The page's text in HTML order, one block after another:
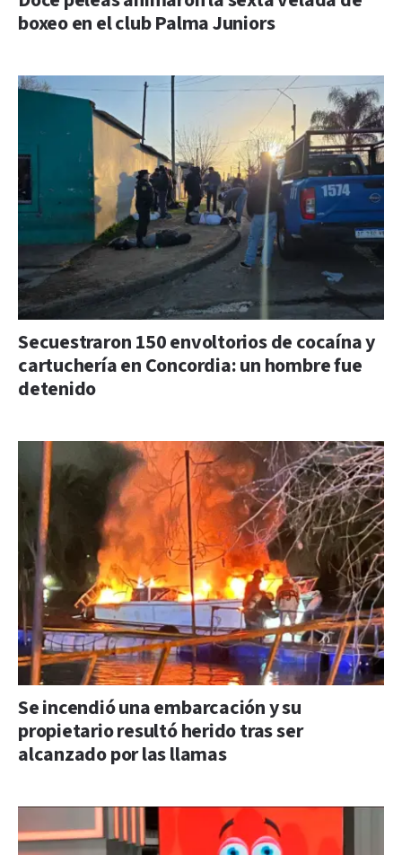
boxeo en el club Palma Juniors
Secuestraron 150 envoltorios de cocaína y
cartuchería en Concordia: un hombre fue
detenido
Se incendió una embarcación y su
propietario resultó herido tras ser
alcanzado por las llamas